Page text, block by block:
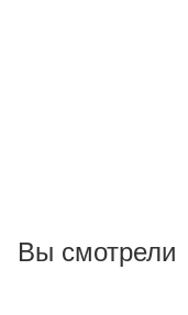
Вы смотрели